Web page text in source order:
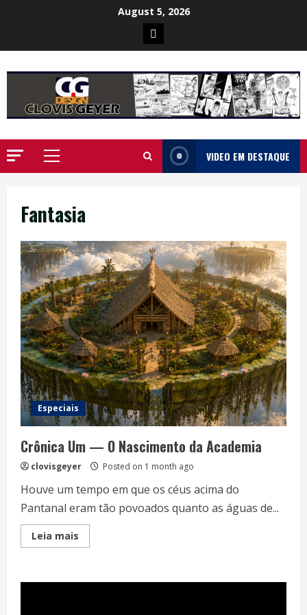
August 5, 2026
Poster
da
Ilha
Primary
VIDEO EM DESTAQUE
Fantasia
Especiais
Crônica Um — O Nascimento da Academia
clovisgeyer Posted on 1 month ago
Houve um tempo em que os céus acima do
Pantanal eram tão povoados quanto as águas de...
Leia mais
more
—